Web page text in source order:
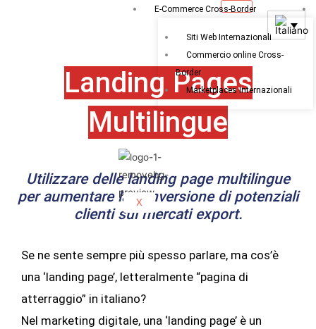
E-Commerce Cross-Border
Siti Web Internazionali
Commercio online Cross-
Border
Marketplaces Internazionali
X
Landing Pages
Multilingue
Utilizzare delle landing page multilingue
per aumentare la conversione di potenziali
clienti sui mercati export.
Se ne sente sempre più spesso parlare, ma cos’è
una ‘landing page’, letteralmente “pagina di
atterraggio” in italiano?
Nel marketing digitale, una ‘landing page’ è un